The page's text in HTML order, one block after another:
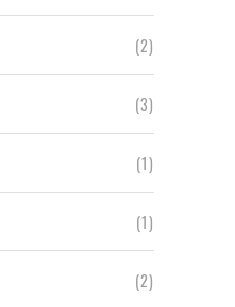
(2)
(3)
(1)
(1)
(2)